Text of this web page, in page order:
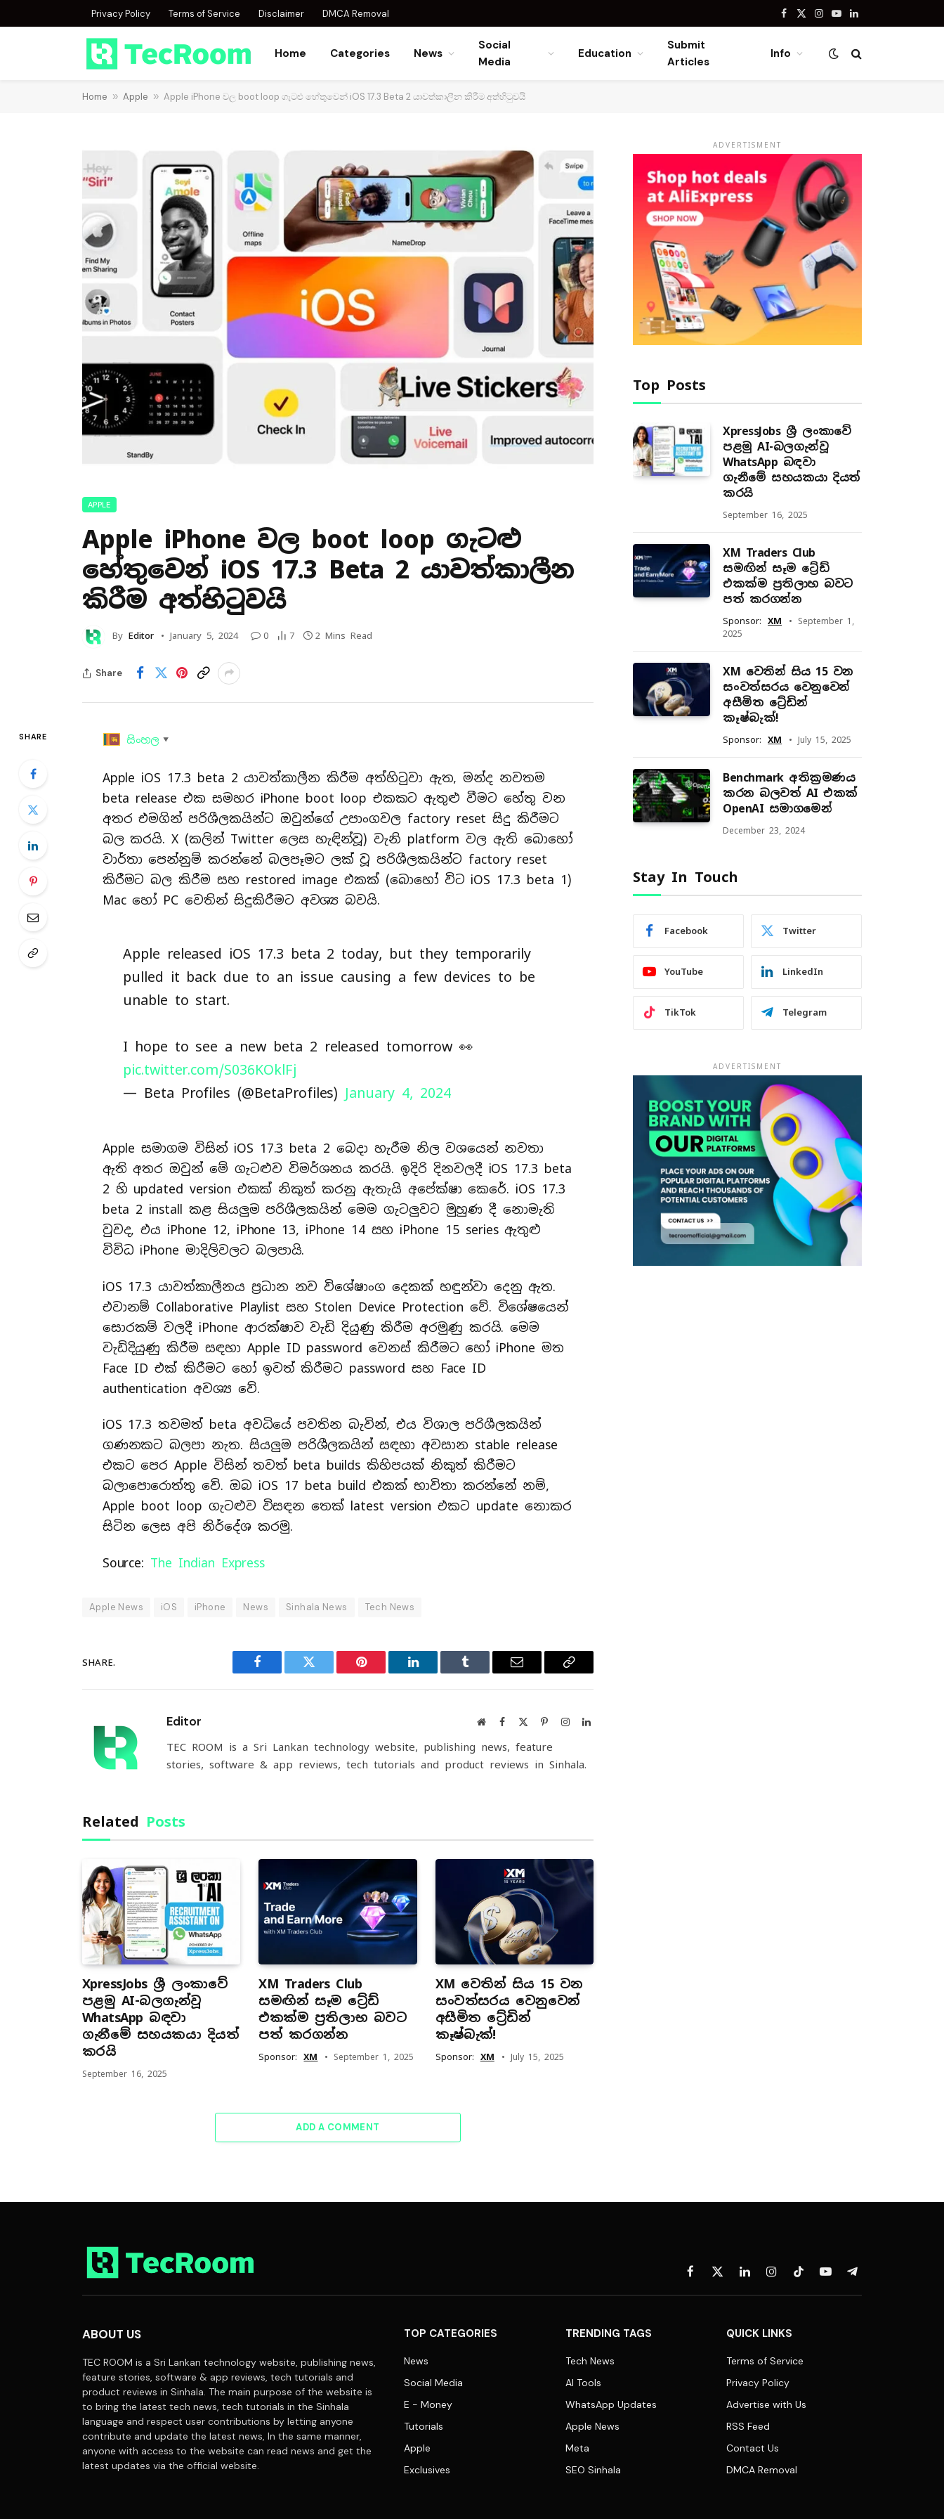
Privacy Policy Terms of Service Disclaimer DMCA Removal Facebook
X
Instagram
YouTubeLinkedIn
Home Categories News
Social
Media
Education
Submit
Articles
Info
Home » Apple » Apple iPhone වල boot loop ගැටළු හේතුවෙන් iOS 17.3 Beta 2 යාවත්කාලීන කිරීම අත්හිටුවයි
APPLE
Apple iPhone වල boot loop ගැටළු
හේතුවෙන් iOS 17.3 Beta 2 යාවත්කාලීන
කිරීම අත්හිටුවයි
By Editor January 5, 2024 0 7 2 Mins Read
Share
SHARE සිංහල ▼
Apple iOS 17.3 beta 2 යාවත්කාලීන කිරීම අත්හිටුවා ඇත, මන්ද නවතම
beta release එක සමහර iPhone boot loop එකකට ඇතුළු වීමට හේතු වන
අතර එමගින් පරිශීලකයින්ට ඔවුන්ගේ උපාංගවල factory reset සිදු කිරීමට
බල කරයි. X (කලින් Twitter ලෙස හැඳින්වූ) වැනි platform වල ඇති බොහෝ
වාර්තා පෙන්නුම් කරන්නේ බලපෑමට ලක් වූ පරිශීලකයින්ට factory reset
කිරීමට බල කිරීම සහ restored image එකක් (බොහෝ විට iOS 17.3 beta 1)
Mac හෝ PC වෙතින් සිදුකිරීමට අවශ්‍ය බවයි.
Apple released iOS 17.3 beta 2 today, but they temporarily
pulled it back due to an issue causing a few devices to be
unable to start.
I hope to see a new beta 2 released tomorrow 👀
pic.twitter.com/S036KOklFj
— Beta Profiles (@BetaProfiles) January 4, 2024
Apple සමාගම විසින් iOS 17.3 beta 2 බෙදා හැරීම නිල වශයෙන් නවතා
ඇති අතර ඔවුන් මේ ගැටළුව විමර්ශනය කරයි. ඉදිරි දිනවලදී iOS 17.3 beta
2 හි updated version එකක් නිකුත් කරනු ඇතැයි අපේක්ෂා කෙරේ. iOS 17.3
beta 2 install කළ සියලුම පරිශීලකයින් මෙම ගැටලුවට මුහුණ දී නොමැති
වුවද, එය iPhone 12, iPhone 13, iPhone 14 සහ iPhone 15 series ඇතුළු
විවිධ iPhone මාදිලිවලට බලපායි.
iOS 17.3 යාවත්කාලීනය ප්‍රධාන නව විශේෂාංග දෙකක් හඳුන්වා දෙනු ඇත.
එවානම් Collaborative Playlist සහ Stolen Device Protection වේ. විශේෂයෙන්
සොරකම් වලදී iPhone ආරක්ෂාව වැඩි දියුණු කිරීම අරමුණු කරයි. මෙම
වැඩිදියුණු කිරීම සඳහා Apple ID password වෙනස් කිරීමට හෝ iPhone මත
Face ID එක් කිරීමට හෝ ඉවත් කිරීමට password සහ Face ID
authentication අවශ්‍ය වේ.
iOS 17.3 තවමත් beta අවධියේ පවතින බැවින්, එය විශාල පරිශීලකයින්
ගණනකට බලපා නැත. සියලුම පරිශීලකයින් සඳහා අවසාන stable release
එකට පෙර Apple විසින් තවත් beta builds කිහිපයක් නිකුත් කිරීමට
බලාපොරොත්තු වේ. ඔබ iOS 17 beta build එකක් භාවිතා කරන්නේ නම්,
Apple boot loop ගැටළුව විසඳන තෙක් latest version එකට update නොකර
සිටින ලෙස අපි නිර්දේශ කරමු.
Source: The Indian Express
Apple News iOS iPhone News Sinhala News Tech News
SHARE.
Facebook Twitter Pinterest LinkedIn Tumblr Email
Copy
Editor WebsiteFacebook PinterestInstagramLinkedIn
TEC ROOM is a Sri Lankan technology website, publishing news, feature
stories, software & app reviews, tech tutorials and product reviews in Sinhala.
Related Posts
XpressJobs ශ්‍රී ලංකාවේ
පළමු AI-බලගැන්වූ
WhatsApp බඳවා
ගැනීමේ සහයකයා දියත්
කරයි
September 16, 2025
XM Traders Club
සමඟින් සෑම ට්‍රේඩ්
එකක්ම ප්‍රතිලාභ බවට
පත් කරගන්න
Sponsor: XM September 1, 2025
XM වෙතින් සිය 15 වන
සංවත්සරය වෙනුවෙන්
අසීමිත ට්‍රේඩින්
කෑෂ්බැක්!
Sponsor: XM July 15, 2025
ADD A COMMENT
ADVERTISMENT
Top Posts
XpressJobs ශ්‍රී ලංකාවේ
පළමු AI-බලගැන්වූ
WhatsApp බඳවා
ගැනීමේ සහයකයා දියත්
කරයි
September 16, 2025
XM Traders Club
සමඟින් සෑම ට්‍රේඩ්
එකක්ම ප්‍රතිලාභ බවට
පත් කරගන්න
Sponsor: XM
September 1,
2025
XM වෙතින් සිය 15 වන
සංවත්සරය වෙනුවෙන්
අසීමිත ට්‍රේඩින්
කෑෂ්බැක්!
Sponsor: XM July 15, 2025
Benchmark අතික්‍රමණය
කරන බලවත් AI එකක්
OpenAI සමාගමෙන්
December 23, 2024
Stay In Touch
Facebook Twitter
YouTube LinkedIn
TikTok Telegram
ADVERTISMENT
Facebook
X
(Twitter)
LinkedInInstagramTikTokYouTubeTelegram
ABOUT US
TEC ROOM is a Sri Lankan technology website, publishing news,
feature stories, software & app reviews, tech tutorials and
product reviews in Sinhala. The main purpose of the website is
to bring the latest tech news, tech tutorials in the Sinhala
language and respect user contributions by letting anyone
contribute and update the latest news, In the same manner,
anyone with access to the website can read news and get the
latest updates via the official website.
TOP CATEGORIES
News
Social Media
E - Money
Tutorials
Apple
Exclusives
TRENDING TAGS
Tech News
AI Tools
WhatsApp Updates
Apple News
Meta
SEO Sinhala
QUICK LINKS
Terms of Service
Privacy Policy
Advertise with Us
RSS Feed
Contact Us
DMCA Removal